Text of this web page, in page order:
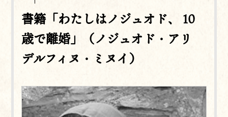
書籍「わたしはノジュオド、 10
歳で離婚」（ノジュオド・アリ
デルフィヌ・ミヌイ）